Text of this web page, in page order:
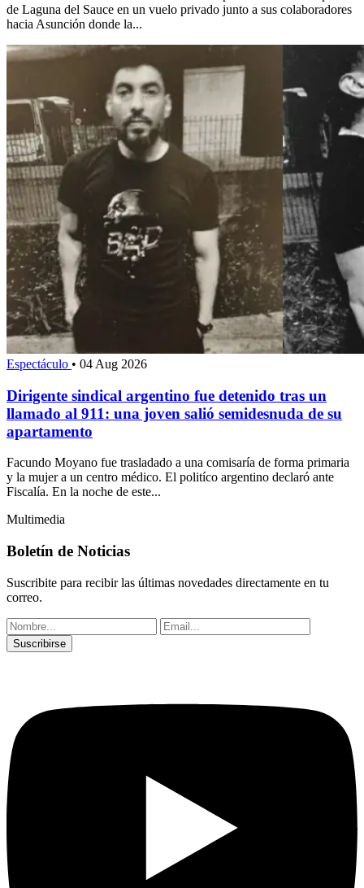
de Laguna del Sauce en un vuelo privado junto a sus colaboradores
hacia Asunción donde la...
Espectáculo • 04 Aug 2026
Dirigente sindical argentino fue detenido tras un
llamado al 911: una joven salió semidesnuda de su
apartamento
Facundo Moyano fue trasladado a una comisaría de forma primaria
y la mujer a un centro médico. El politíco argentino declaró ante
Fiscalía. En la noche de este...
Multimedia
Boletín de Noticias
Suscribite para recibir las últimas novedades directamente en tu
correo.
Suscribirse